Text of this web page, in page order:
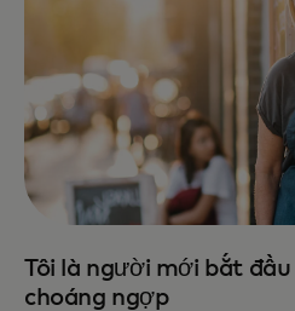
Tôi là người mới bắt
choáng ngợp